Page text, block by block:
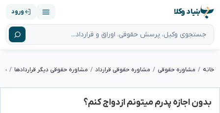
بنیاد وکلا ورود
خانه مشاوره حقوقی مشاوره حقوقی قرارداد مشاوره حقوقی دیگر قراردادها
بدون اجازه پدرم میتونم ازدواج کنم؟